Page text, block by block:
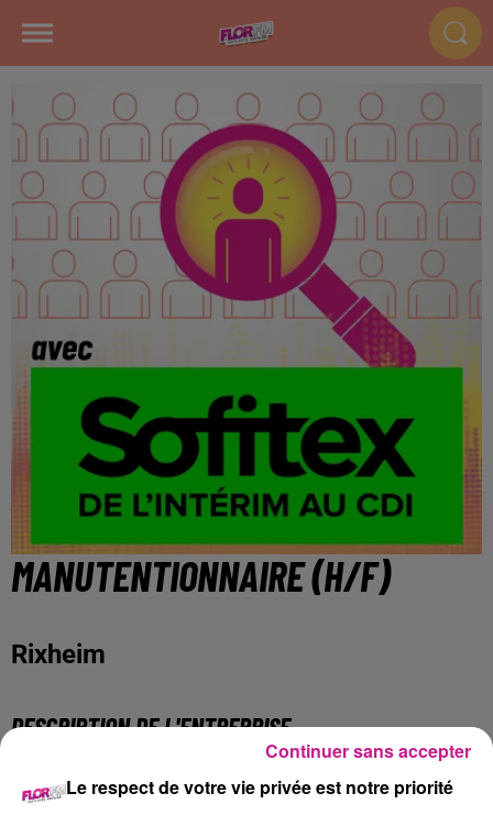
MANUTENTIONNAIRE (H/F)
Rixheim
DESCRIPTION DE L'ENTREPRISE
Fort d'une expérience de plus de 30 ans dans les Ressources
Le respect de votre vie privée est notre priorité
Continuer sans accepter